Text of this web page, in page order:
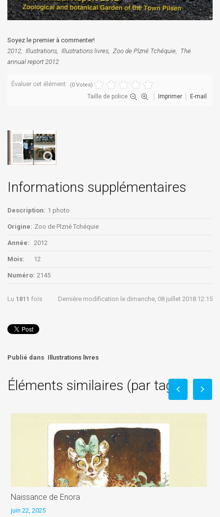
Soyez le premier à commenter!
2012 Illustrations Illustrations livres Zoo de Plzné Tchéquie
The
annual report 2012
Évaluer cet élément (0 Votes)
Taille de police Imprimer E-mail
Informations supplémentaires
Description: 1 photo
Origine: Zoo de Plzné Tchéquie
Année: 2012
Mois: 12
Numéro: 2145
Lu 1811 fois Dernière modification le dimanche, 08 juillet 2018 12:15
Publié dans Illustrations livres
Éléments similaires (par tag)
Naissance de Enora
juin 22, 2025